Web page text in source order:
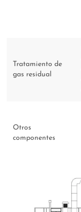
Tratamiento de
gas residual
Otros
componentes